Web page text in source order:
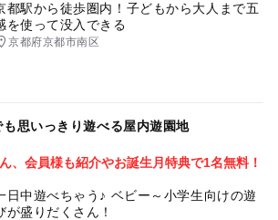
都駅から徒歩圏内！子どもから大人まで五
を使って没入できる
京都府京都市南区
も思いっきり遊べる屋内遊園地
、会員様も紹介やお誕生月特典で1名無料！
日中遊べちゃう♪ ベビー～小学生向けの遊
が盛りだくさん！